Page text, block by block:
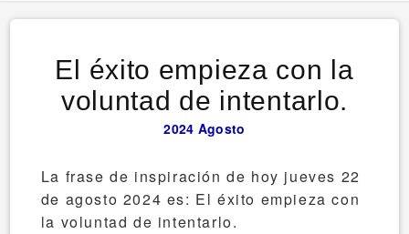
El éxito empieza con la
voluntad de intentarlo.
2024 Agosto
La frase de inspiración de hoy jueves 22
de agosto 2024 es: El éxito empieza con
la voluntad de intentarlo.